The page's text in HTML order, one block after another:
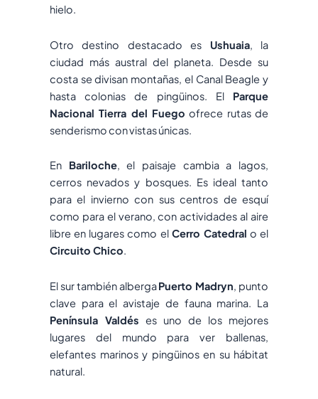
hielo.
Otro destino destacado es Ushuaia, la
ciudad más austral del planeta. Desde su
costa se divisan montañas, el Canal Beagle y
hasta colonias de pingüinos. El Parque
Nacional Tierra del Fuego ofrece rutas de
senderismo con vistas únicas.
En Bariloche, el paisaje cambia a lagos,
cerros nevados y bosques. Es ideal tanto
para el invierno con sus centros de esquí
como para el verano, con actividades al aire
libre en lugares como el Cerro Catedral o el
Circuito Chico.
El sur también albergaPuerto Madryn, punto
clave para el avistaje de fauna marina. La
Península Valdés es uno de los mejores
lugares del mundo para ver ballenas,
elefantes marinos y pingüinos en su hábitat
natural.